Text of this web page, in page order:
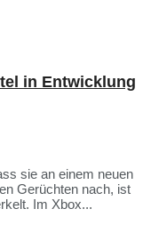
in Entwicklung
sie an einem neuen
Gerüchten nach, ist
Im Xbox...